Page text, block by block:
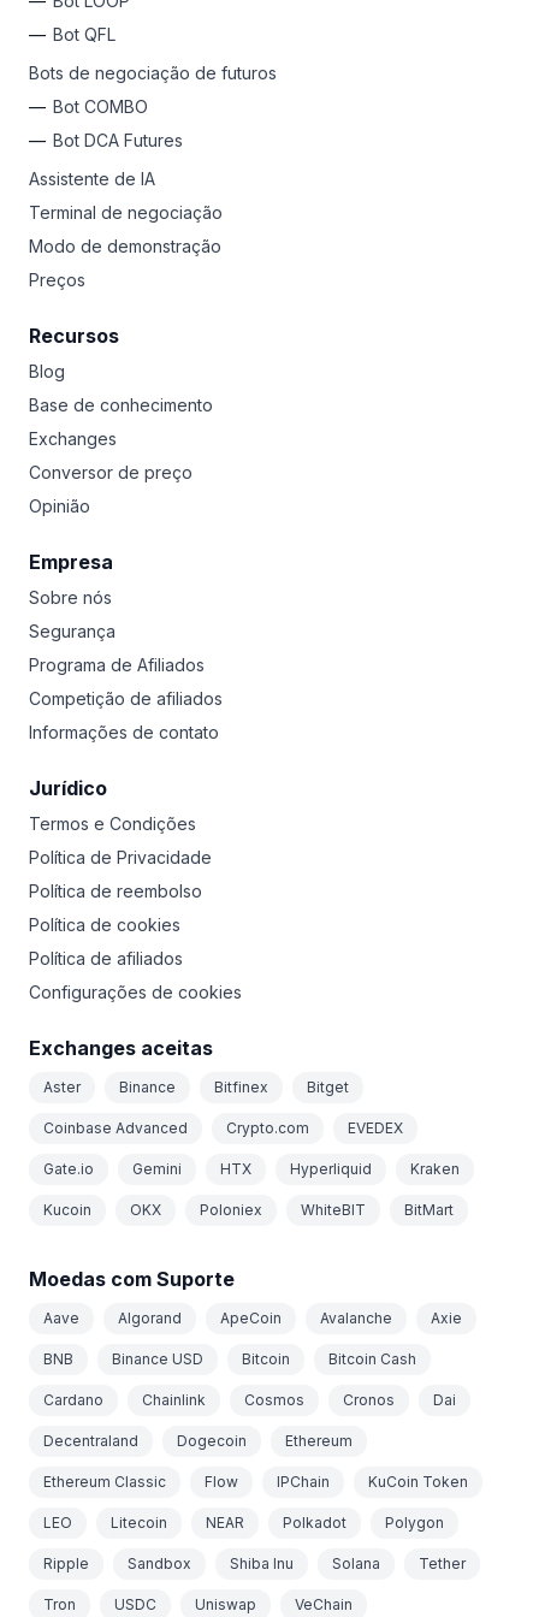
Bot QFL
Bots de negociação de futuros
Bot COMBO
Bot DCA Futures
Assistente de IA
Terminal de negociação
Modo de demonstração
Preços
Recursos
Blog
Base de conhecimento
Exchanges
Conversor de preço
Opinião
Empresa
Sobre nós
Segurança
Programa de Afiliados
Competição de afiliados
Informações de contato
Jurídico
Termos e Condições
Política de Privacidade
Política de reembolso
Política de cookies
Política de afiliados
Configurações de cookies
Exchanges aceitas
Aster Binance Bitfinex Bitget
Coinbase Advanced Crypto.com EVEDEX
Gate.io Gemini HTX Hyperliquid Kraken
Kucoin OKX Poloniex WhiteBIT BitMart
Moedas com Suporte
Aave Algorand ApeCoin Avalanche Axie
BNB Binance USD Bitcoin Bitcoin Cash
Cardano Chainlink Cosmos Cronos Dai
Decentraland Dogecoin Ethereum
Ethereum Classic Flow IPChain KuCoin Token
LEO Litecoin NEAR Polkadot Polygon
Ripple Sandbox Shiba Inu Solana Tether
Tron USDC Uniswap VeChain